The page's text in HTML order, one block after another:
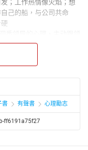
；工作热情像火焰；想
己的船，与公司共命
能千方百计地获取领导
么，从而让你在公司成
書 有聲書 心理勵志
ff6191a75f27